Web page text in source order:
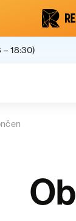
– 18:30)